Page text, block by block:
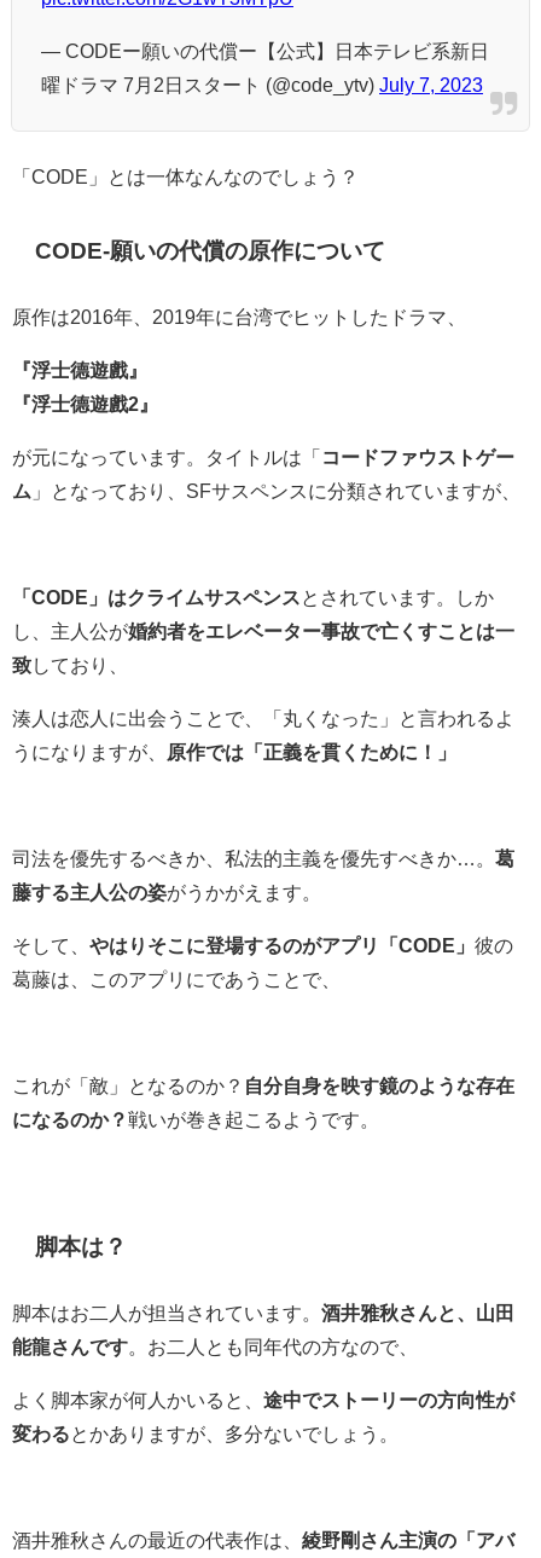
— CODEー願いの代償ー【公式】日本テレビ系新日
曜ドラマ 7月2日スタート (@code_ytv) July 7, 2023
「CODE」とは一体なんなのでしょう？
CODE-願いの代償の原作について
原作は2016年、2019年に台湾でヒットしたドラマ、
『浮士德遊戲』
『浮士德遊戲2』
が元になっています。タイトルは「 コードファウストゲー
ム 」となっており、SFサスペンスに分類されていますが、
「CODE」はクライムサスペンスとされています。しか
し、主人公が婚約者をエレベーター事故で亡くすことは一
致しており、
湊人は恋人に出会うことで、「丸くなった」と言われるよ
うになりますが、
原作では「正義を貫くために！」
司法を優先するべきか、私法的主義を優先すべきか…。 葛
藤する主人公の姿がうかがえます。
そして、 やはりそこに登場するのがアプリ「CODE」 彼の
葛藤は、このアプリにであうことで、
これが「敵」となるのか？ 自分自身を映す鏡のような存在
になるのか？戦いが巻き起こるようです。
脚本は？
脚本はお二人が担当されています。 酒井雅秋さんと、山田
能龍さんです 。お二人とも同年代の方なので、
よく脚本家が何人かいると、 途中でストーリーの方向性が
変わる とかありますが、多分ないでしょう。
酒井雅秋さんの最近の代表作は、 綾野剛さん主演の「アバ